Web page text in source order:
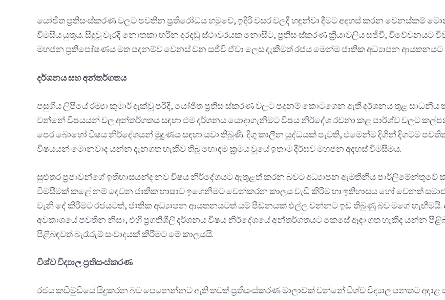
යෝජිත ප්‍රතිසංස්කරණ වලට පවතින ප්‍රතිරෝධය හමුවේ, ඉදිරි වසර වලදී හඳුන්වා දීමට අදහස් කරන වෙනස්කම්
විමසිය යුතුය. සිදුවූ වැරදි නොතකා හරින දරදඬු ස්ථාවරයක නොසිට, ප්‍රතිසංස්කරණ ක්‍රියාවලිය සජීවී,
මහජන ප්‍රතිපෝෂණය මත පදනම්ව වෙනස් වන සජීවී ඒවා ලෙස දැකීමත් රජය මෙන්ම ජාතික අධ්‍යාපන ආයතනයට
දර්ශනය සහ අන්තර්ගතය
පසුගිය ලිපියේ රම්‍යා කුමාර් දැක්වූ පරිදි, යෝජිත ප්‍රතිසංස්කරණ වලට පදනම් කොටගෙන ඇති දර්ශනය තුළ
වන්නේ විෂයයන් වල අන්තර්ගතය සඳහා එම දර්ශනය යොදාගැනීමට විෂය නිර්දේශ රචනා කළ පාර්ශ්ව වලට
පෙර බොහෝ විෂය නිර්දේශයන් මුද්‍රණය සඳහා යවා තිබුණි. දිගු කාලීන යුද්ධයක් පැවති, එමෙන්ම දිගින් දිගටම
විෂයයන් මොනවාද යන්න දැනගත හැකිව තිබූ හොඳම ක්‍රමය වූයේ ඉතාම දීර්ඝව මහජන අදහස් විමසීමය.
සුළුතර ප්‍රජාවන්ගේ ඉතිහාසයන්ද නව විෂය නිර්දේශයට ඇතුළත් කරන බවට අධ්‍යාපන ඇමතිනිය පාර්ලිමේන්තුවේ
විමසීමක් කළේ නම් දෙවන ජාතික භාෂාව ඉගෙනීමට වෙන්කරන කාලය වැඩි කිරීම හා ඉතිහාසය හෝ වෙනත්
වැනි දේ කිරීමට රජයටත්, ජාතික අධ්‍යාපන ආයතනයටත් යම් පීඩනයක් එල්ල වන්නට ඉඩ තිබුණු බව මගේ හැඟීමයි.
අවකාශයේ පවතින නිසා, එහි ප්‍රගතිශීලී දර්ශනය විෂය නිර්දේශයේ අන්තර්ගතයට කෙසේ ඈඳා ගත හැකිද යන්න
පිළිබඳවත් බැරෑරුම් සංවාදයක් කිරීමට මේ කාලයයි.
විශ්ව විද්‍යාල ප්‍රතිසංස්කරණ
රජය කඩිමුඩියේ සිදුකරන බව පෙනෙන්නට ඇති තවත් ප්‍රතිසංස්කරණ මාලාවක් වන්නේ විශ්ව විද්‍යාල පනතට